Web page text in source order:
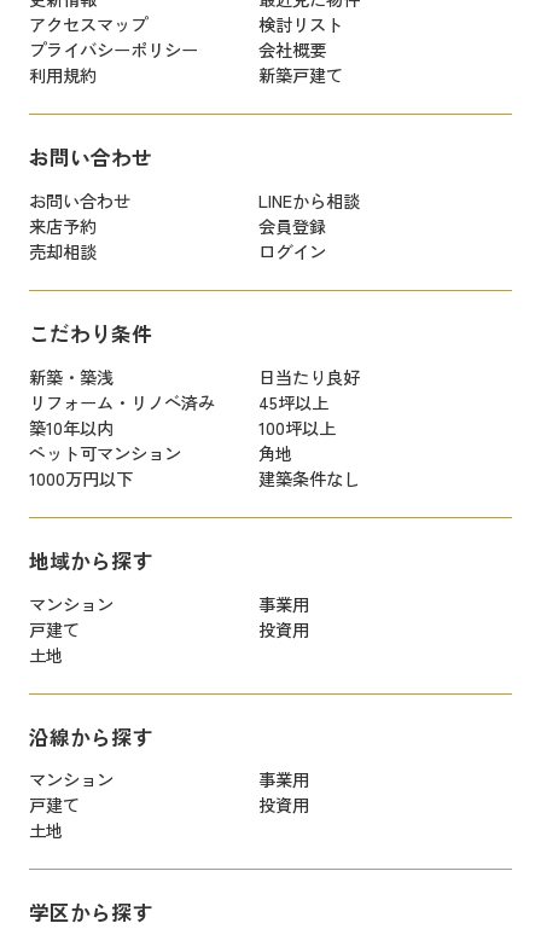
アクセスマップ
検討リスト
プライバシーポリシー
会社概要
利用規約
新築戸建て
お問い合わせ
お問い合わせ
LINEから相談
来店予約
会員登録
売却相談
ログイン
こだわり条件
新築・築浅
日当たり良好
リフォーム・リノベ済み
45坪以上
築10年以内
100坪以上
ペット可マンション
角地
1000万円以下
建築条件なし
地域から探す
マンション
事業用
戸建て
投資用
土地
沿線から探す
マンション
事業用
戸建て
投資用
土地
学区から探す